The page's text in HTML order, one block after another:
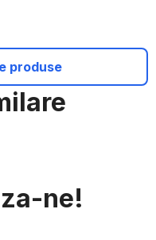
produse
ne!